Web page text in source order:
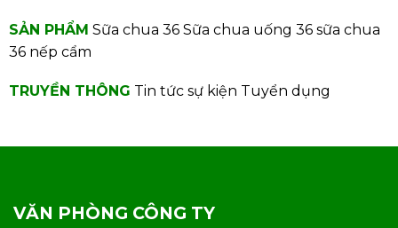
SẢN PHẨM Sữa chua 36 Sữa chua uống 36 sữa chua
36 nếp cẩm
TRUYỀN THÔNG Tin tức sự kiện Tuyển dụng
VĂN PHÒNG CÔNG TY